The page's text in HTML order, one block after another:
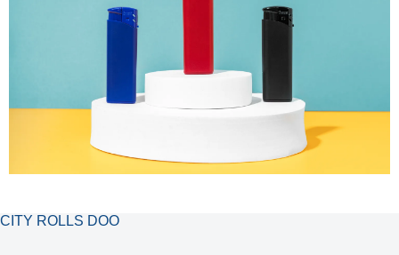
CITY ROLLS DOO